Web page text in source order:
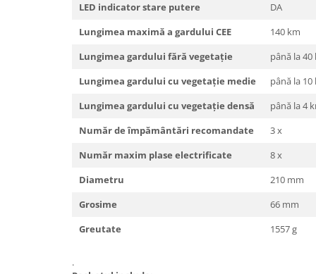
Echipamente de lucru
Imbracaminte profesionala
Protectia corpului
Biosecuritate / Igiena
LED indicator stare putere
DA
Lungimea maximă a gardului CEE
140 km
Lungimea gardului fără vegetație
până la 40
Lungimea gardului cu vegetație medie
până la 10
Lungimea gardului cu vegetație densă
până la 4
Număr de împământări recomandate
3 x
Număr maxim plase electrificate
8 x
Diametru
210 mm
Grosime
66 mm
Greutate
1557 g
.